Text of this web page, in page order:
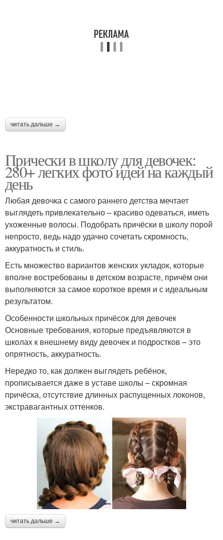
читать дальше →
Прически в школу для девочек:
280+ легких фото идей на каждый
день
Любая девочка с самого раннего детства мечтает
выглядеть привлекательно – красиво одеваться, иметь
ухоженные волосы. Подобрать причёски в школу порой
непросто, ведь надо удачно сочетать скромность,
аккуратность и стиль.
Есть множество вариантов женских укладок, которые
вполне востребованы в детском возрасте, причём они
выполняются за самое короткое время и с идеальным
результатом.
Особенности школьных причёсок для девочек
Основные требования, которые предъявляются в
школах к внешнему виду девочек и подростков – это
опрятность, аккуратность.
Нередко то, как должен выглядеть ребёнок,
прописывается даже в уставе школы – скромная
причёска, отсутствие длинных распущенных локонов,
экстравагантных оттенков.
читать дальше →